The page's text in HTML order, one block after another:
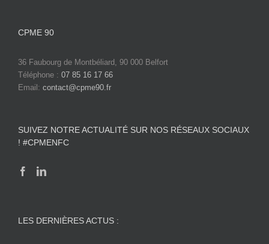
CPME 90
36 Faubourg de Montbéliard, 90 000 Belfort
Téléphone : 07 85 16 17 66
Email: contact@cpme90.fr
SUIVEZ NOTRE ACTUALITÉ SUR NOS RÉSEAUX SOCIAUX
! #CPMENFC
LES DERNIÈRES ACTUS :